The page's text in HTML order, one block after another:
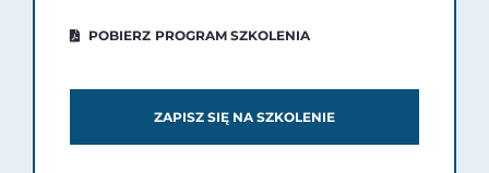
POBIERZ PROGRAM SZKOLENIA
ZAPISZ SIĘ NA SZKOLENIE